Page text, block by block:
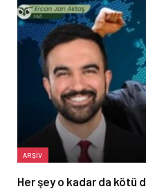
ARŞIV
Her şey o kadar da kötü